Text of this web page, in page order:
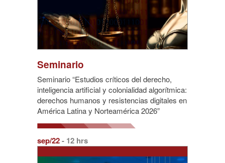
Seminario
Seminario “Estudios críticos del derecho,
inteligencia artificial y colonialidad algorítmica:
derechos humanos y resistencias digitales en
América Latina y Norteamérica 2026”
sep/22- 12 hrs